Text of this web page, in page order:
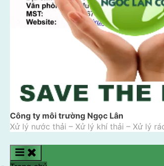
Công ty môi trường Ngọc Lân
Xử lý nước thải – Xử lý khí thải – Xử lý